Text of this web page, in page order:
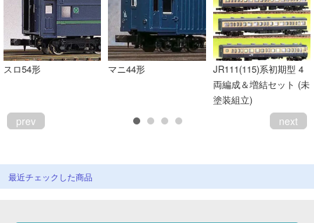
スロ54形 マニ44形
JR111(115)系初期型 4
両編成＆増結セット (未
塗装組立)
prev next
最近チェックした商品